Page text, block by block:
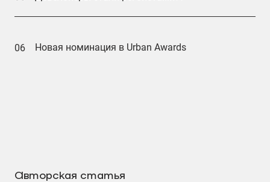
06 Новая номинация в Urban Awards
Авторская статья